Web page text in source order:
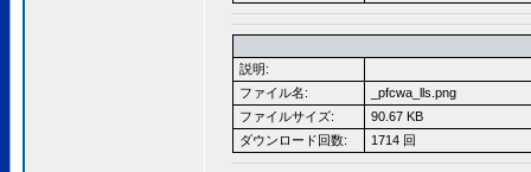
説明:
ファイル名:
_pfcwa_lls.png
ファイルサイズ:
90.67 KB
ダウンロード回数:
1714 回